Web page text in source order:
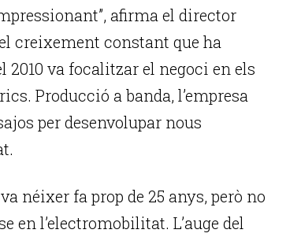
afirma el director
creixement constant que ha
va focalitzar el negoci en els
Producció a banda, l’empresa
per desenvolupar nous
néixer fa prop de 25 anys, però no
en l’electromobilitat. L’auge del